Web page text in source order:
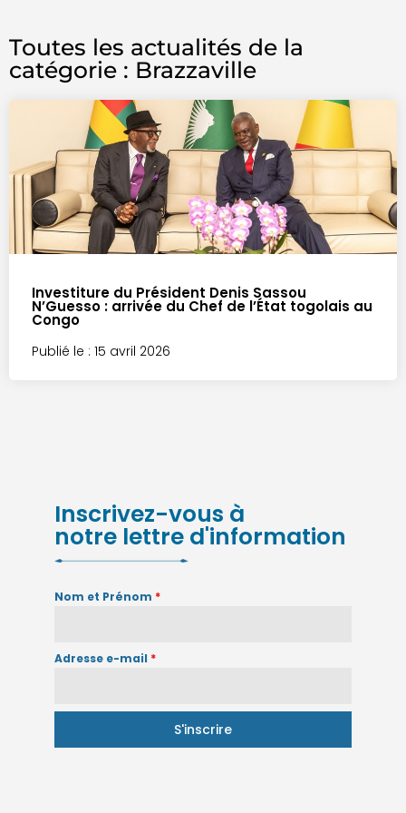
Toutes les actualités de la
catégorie : Brazzaville
Investiture du Président Denis Sassou
N’Guesso : arrivée du Chef de l’État togolais au
Congo
Publié le : 15 avril 2026
Inscrivez-vous à
notre lettre d'information
Nom et Prénom *
Adresse e-mail *
S'inscrire